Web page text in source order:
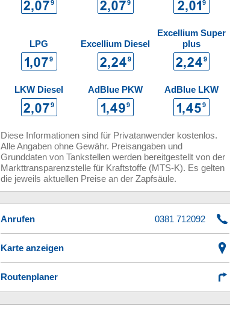
LPG Excellium Diesel
Excellium Super
plus
LKW Diesel AdBlue PKW AdBlue LKW
Diese Informationen sind für Privatanwender kostenlos.
Alle Angaben ohne Gewähr. Preisangaben und
Grunddaten von Tankstellen werden bereitgestellt von der
Markttransparenzstelle für Kraftstoffe (MTS-K). Es gelten
die jeweils aktuellen Preise an der Zapfsäule.
Anrufen
Karte anzeigen
Routenplaner